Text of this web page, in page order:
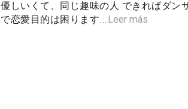
優しいくて、同じ趣味の人 できればダン
で恋愛目的は困ります...Leer más